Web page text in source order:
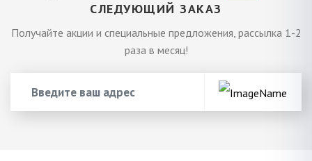
СЛЕДУЮЩИЙ ЗАКАЗ
Получайте акции и специальные предложения, рассылка 1-2
раза в месяц!